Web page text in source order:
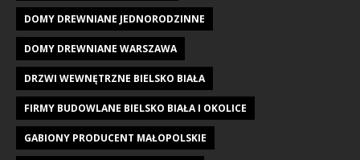
DOMY DREWNIANE JEDNORODZINNE
DOMY DREWNIANE WARSZAWA
DRZWI WEWNĘTRZNE BIELSKO BIAŁA
FIRMY BUDOWLANE BIELSKO BIAŁA I OKOLICE
GABIONY PRODUCENT MAŁOPOLSKIE